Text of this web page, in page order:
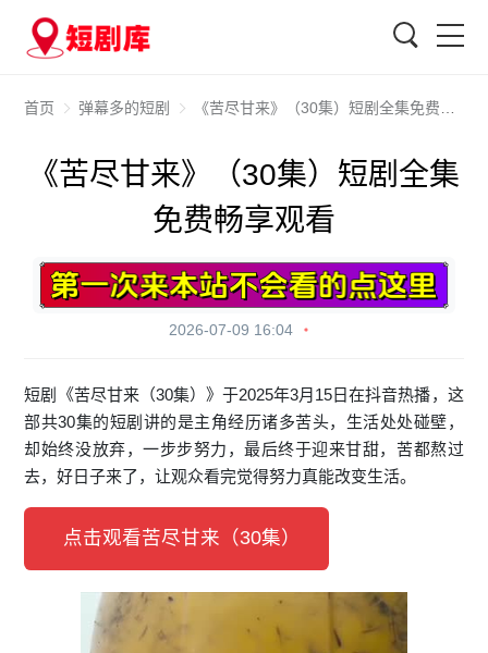
首页 弹幕多的短剧 《苦尽甘来》（30集）短剧全集免费畅享观看
《苦尽甘来》（30集）短剧全集
免费畅享观看
2026-07-09 16:04
短剧《苦尽甘来（30集）》于2025年3月15日在抖音热播，这
部共30集的短剧讲的是主角经历诸多苦头，生活处处碰壁，
却始终没放弃，一步步努力，最后终于迎来甘甜，苦都熬过
去，好日子来了，让观众看完觉得努力真能改变生活。
点击观看苦尽甘来（30集）